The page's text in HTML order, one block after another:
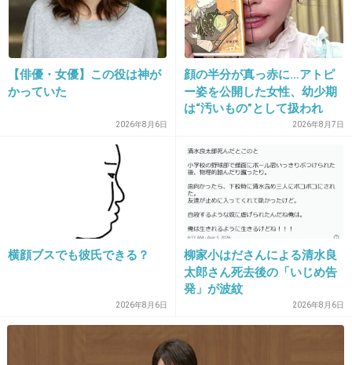
+2 -19
24. 匿名2022/01/07(金) 09:51:10
いずれも指原莉乃の番組だね
指原莉乃にいいように使われてるんだね
+13
2022/01/07(金) 09:52:16
何か初めは片想いして眉毛整えて可愛いって思
ってたけど最近はがっつきすぎだし…ただ指原
達が面白がってるだけにみえる
【俳優・女優】この役は神が
かっていた
2026年8月6日
顔の半分が真っ赤に…アトピ
ー姿を公開した女性、幼少期
は“汚いもの”として扱われ
「人に触れる行為に罪悪感を
2026年8月7日
横顔ブスでも彼氏できる？
2026年8月6日
柳家小はださんによる清水良
太郎さん死去後の「いじめ告
発」が波紋
2026年8月6日